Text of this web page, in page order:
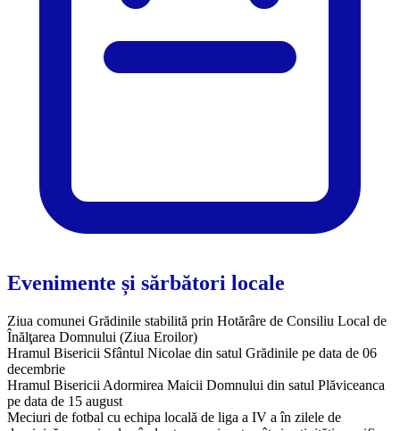
Evenimente și sărbători locale
Ziua comunei Grădinile stabilită prin Hotărâre de Consiliu Local de
Înălţarea Domnului (Ziua Eroilor)
Hramul Bisericii Sfântul Nicolae din satul Grădinile pe data de 06
decembrie
Hramul Bisericii Adormirea Maicii Domnului din satul Plăviceanca
pe data de 15 august
Meciuri de fotbal cu echipa locală de liga a IV a în zilele de